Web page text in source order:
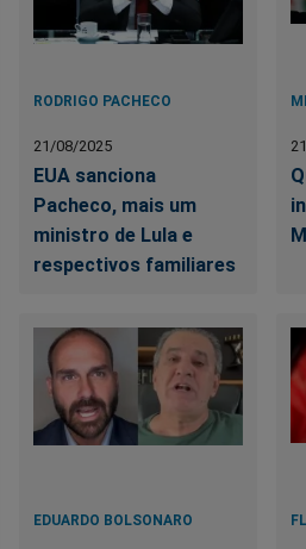
RODRIGO PACHECO
21/08/2025
EUA sanciona
Pacheco, mais um
ministro de Lula e
respectivos familiares
EDUARDO BOLSONARO